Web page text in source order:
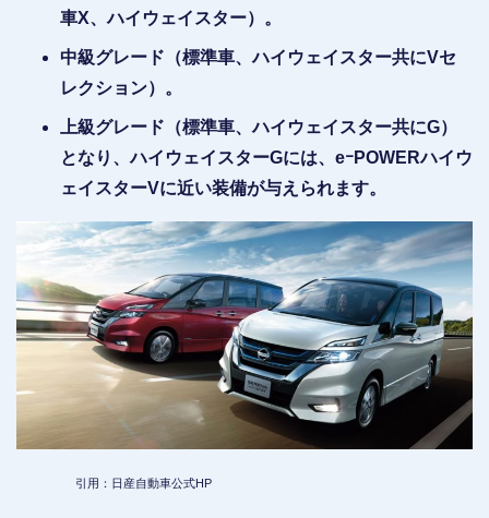
車X、ハイウェイスター）。
中級グレード（標準車、ハイウェイスター共にVセ
レクション）。
上級グレード（標準車、ハイウェイスター共にG）
となり、ハイウェイスターGには、eｰPOWERハイウ
ェイスターVに近い装備が与えられます。
引用：日産自動車公式HP